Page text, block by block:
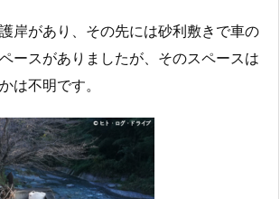
岸があり、その先には砂利敷きで車の
ースがありましたが、そのスペースは
は不明です。